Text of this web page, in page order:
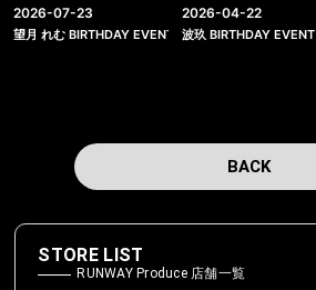
2026-07-23
望月 れむ BIRTHDAY EVENT
2026-04-22
波玖 BIRTHDAY EVENT
BACK
STORE LIST
RUNWAY Produce 店舗一覧